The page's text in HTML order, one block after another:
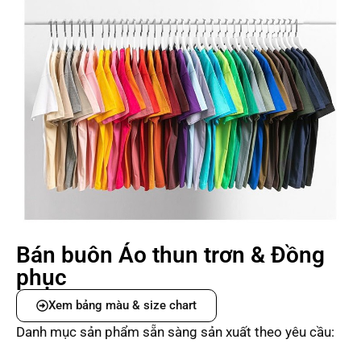
Bán buôn Áo thun trơn & Đồng
phục
Xem bảng màu & size chart
Danh mục sản phẩm sẵn sàng sản xuất theo yêu cầu: